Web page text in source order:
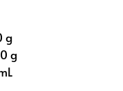
g
g